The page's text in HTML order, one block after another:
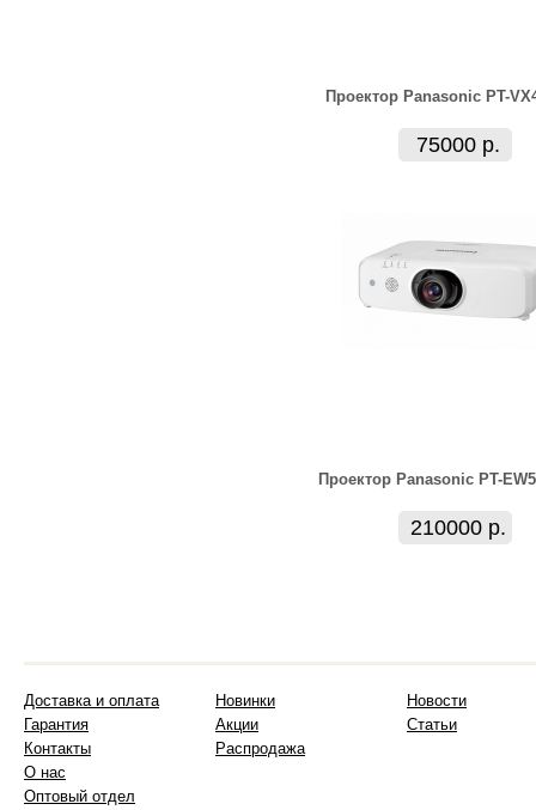
Проектор Panasonic PT-
75000 р.
Проектор Panasonic PT-
210000 р.
Доставка и оплата
Гарантия
Контакты
О нас
Оптовый отдел
Новинки
Акции
Распродажа
Новости
Статьи